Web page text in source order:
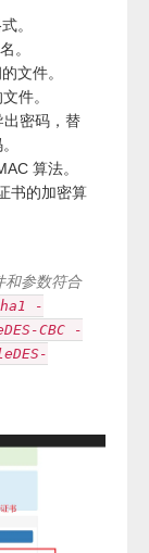
。
。
文件。
件。
密码，替
算法。
书的加密算
和参数符合
-
CBC -